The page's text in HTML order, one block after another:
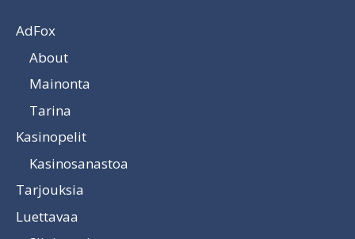
AdFox
About
Mainonta
Tarina
Kasinopelit
Kasinosanastoa
Tarjouksia
Luettavaa